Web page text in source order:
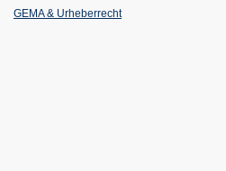
Tab)
GEMA & Urheberrecht